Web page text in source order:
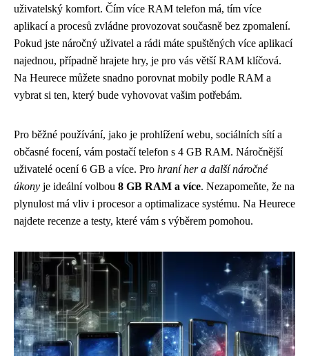
uživatelský komfort. Čím více RAM telefon má, tím více
aplikací a procesů zvládne provozovat současně bez zpomalení.
Pokud jste náročný uživatel a rádi máte spuštěných více aplikací
najednou, případně hrajete hry, je pro vás větší RAM klíčová.
Na Heurece můžete snadno porovnat mobily podle RAM a
vybrat si ten, který bude vyhovovat vašim potřebám.
Pro běžné používání, jako je prohlížení webu, sociálních sítí a
občasné focení, vám postačí telefon s 4 GB RAM. Náročnější
uživatelé ocení 6 GB a více. Pro hraní her a další náročné
úkony je ideální volbou 8 GB RAM a více. Nezapomeňte, že na
plynulost má vliv i procesor a optimalizace systému. Na Heurece
najdete recenze a testy, které vám s výběrem pomohou.